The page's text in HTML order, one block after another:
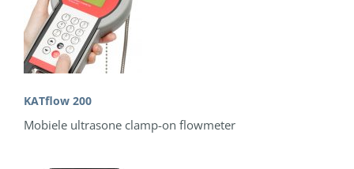
KATflow 200
Mobiele ultrasone clamp-on flowmeter